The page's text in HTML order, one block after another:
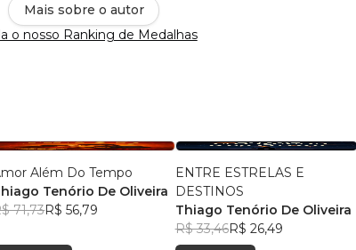
Mais sobre o autor
o nosso Ranking de Medalhas
Além Do Tempo
Tenório De Oliveira
71,73R$ 56,79
ENTRE ESTRELAS E
DESTINOS
Thiago Tenório De Oliveira
R$ 33,46R$ 26,49